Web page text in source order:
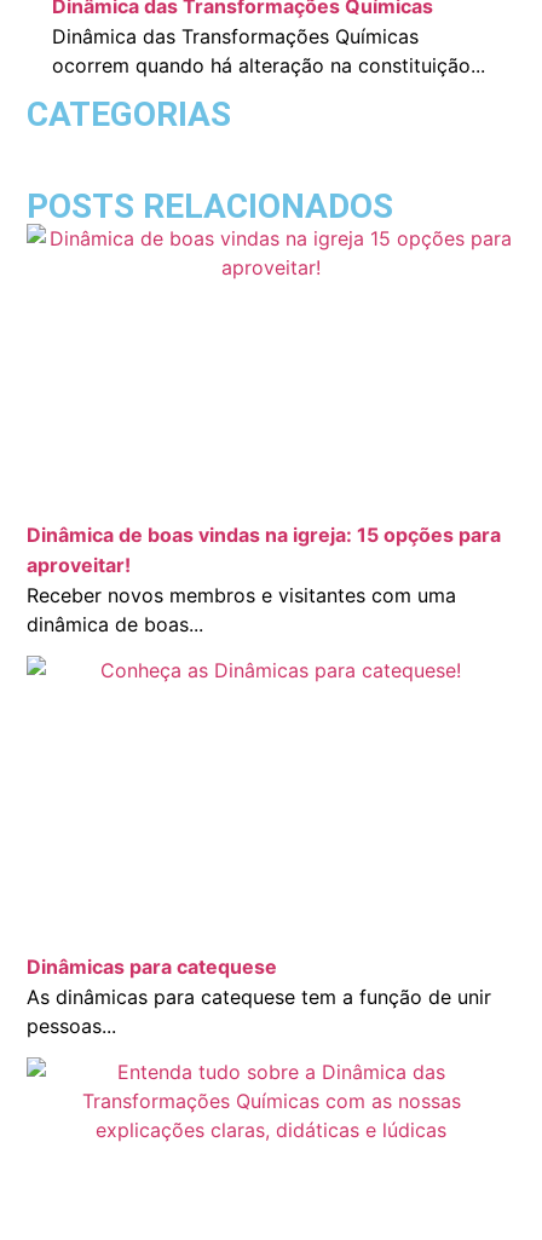
Dinâmica das Transformações Químicas
Dinâmica das Transformações Químicas
ocorrem quando há alteração na constituição...
CATEGORIAS
POSTS RELACIONADOS
Dinâmica de boas vindas na igreja: 15 opções para
aproveitar!
Receber novos membros e visitantes com uma
dinâmica de boas...
Dinâmicas para catequese
As dinâmicas para catequese tem a função de unir
pessoas...